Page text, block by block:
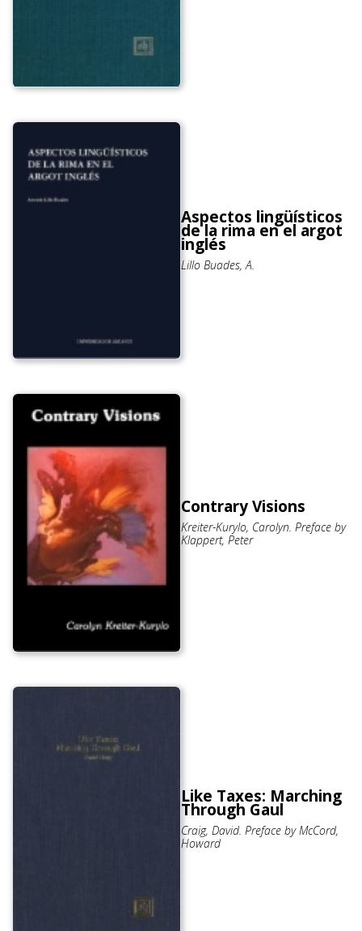
Aspectos lingüísticos
de la rima en el argot
inglés
Lillo Buades, A.
Contrary Visions
Kreiter-Kurylo, Carolyn. Preface by
Klappert, Peter
Like Taxes: Marching
Through Gaul
Craig, David. Preface by McCord,
Howard